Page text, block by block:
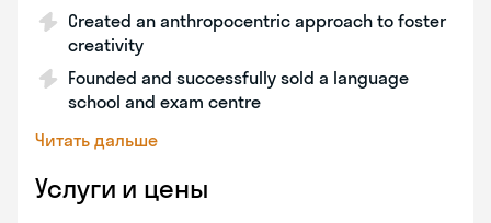
Created an anthropocentric approach to foster
creativity
Founded and successfully sold a language
school and exam centre
Читать дальше
Услуги и цены